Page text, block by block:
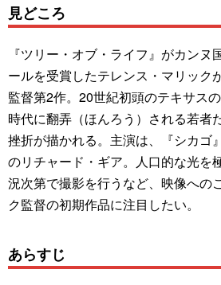
見どころ
『ツリー・オブ・ライフ』がカンヌ
ールを受賞したテレンス・マリック
監督第2作。20世紀初頭のテキサス
時代に翻弄（ほんろう）される若者
挫折が描かれる。主演は、『シカゴ
のリチャード・ギア。人口的な光を
況次第で撮影を行うなど、映像への
ク監督の初期作品に注目したい。
あらすじ